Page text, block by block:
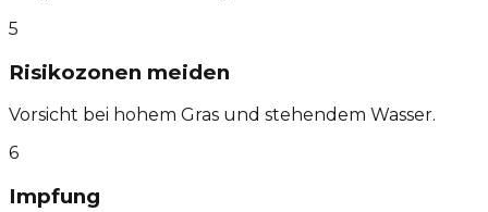
5
Risikozonen meiden
Vorsicht bei hohem Gras und stehendem Wasser.
6
Impfung